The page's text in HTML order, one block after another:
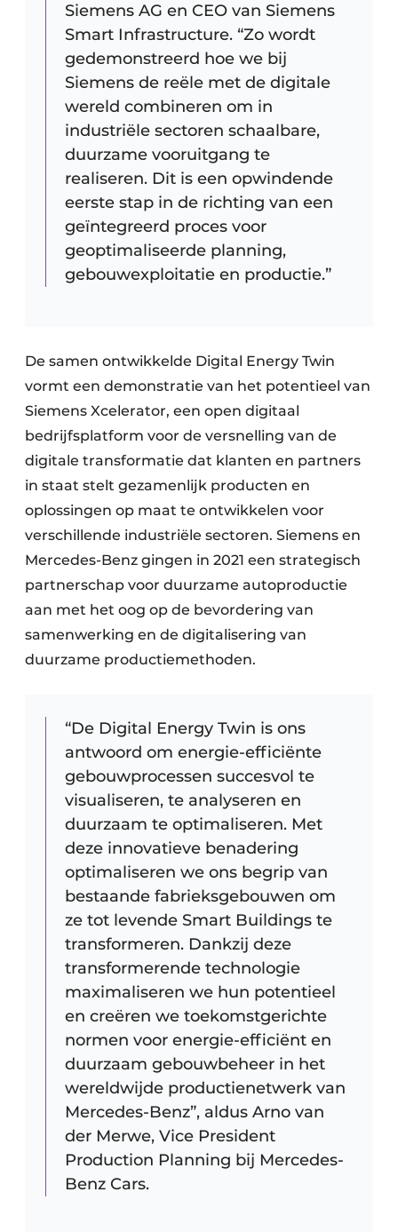
Siemens AG en CEO van Siemens
Smart Infrastructure. “Zo wordt
gedemonstreerd hoe we bij
Siemens de reële met de digitale
wereld combineren om in
industriële sectoren schaalbare,
duurzame vooruitgang te
realiseren. Dit is een opwindende
eerste stap in de richting van een
geïntegreerd proces voor
geoptimaliseerde planning,
gebouwexploitatie en productie.”
De samen ontwikkelde Digital Energy Twin
vormt een demonstratie van het potentieel van
Siemens Xcelerator, een open digitaal
bedrijfsplatform voor de versnelling van de
digitale transformatie dat klanten en partners
in staat stelt gezamenlijk producten en
oplossingen op maat te ontwikkelen voor
verschillende industriële sectoren. Siemens en
Mercedes-Benz gingen in 2021 een strategisch
partnerschap voor duurzame autoproductie
aan met het oog op de bevordering van
samenwerking en de digitalisering van
duurzame productiemethoden.
“De Digital Energy Twin is ons
antwoord om energie-efficiënte
gebouwprocessen succesvol te
visualiseren, te analyseren en
duurzaam te optimaliseren. Met
deze innovatieve benadering
optimaliseren we ons begrip van
bestaande fabrieksgebouwen om
ze tot levende Smart Buildings te
transformeren. Dankzij deze
transformerende technologie
maximaliseren we hun potentieel
en creëren we toekomstgerichte
normen voor energie-efficiënt en
duurzaam gebouwbeheer in het
wereldwijde productienetwerk van
Mercedes-Benz”, aldus Arno van
der Merwe, Vice President
Production Planning bij Mercedes-
Benz Cars.